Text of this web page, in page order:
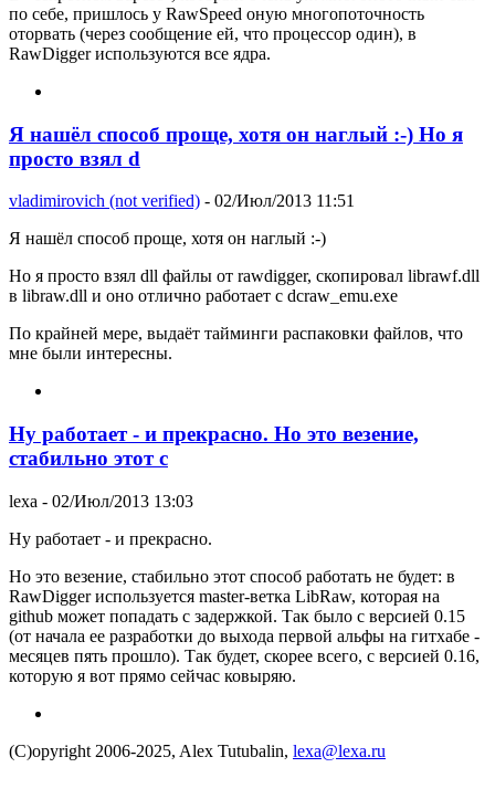
по себе, пришлось у RawSpeed оную многопоточность
оторвать (через сообщение ей, что процессор один), в
RawDigger используются все ядра.
Я нашёл способ проще, хотя он наглый :-) Но я
просто взял d
vladimirovich (not verified) - 02/Июл/2013 11:51
Я нашёл способ проще, хотя он наглый :-)
Но я просто взял dll файлы от rawdigger, скопировал librawf.dll
в libraw.dll и оно отлично работает с dcraw_emu.exe
По крайней мере, выдаёт тайминги распаковки файлов, что
мне были интересны.
Ну работает - и прекрасно. Но это везение,
стабильно этот с
lexa - 02/Июл/2013 13:03
Ну работает - и прекрасно.
Но это везение, стабильно этот способ работать не будет: в
RawDigger используется master-ветка LibRaw, которая на
github может попадать с задержкой. Так было с версией 0.15
(от начала ее разработки до выхода первой альфы на гитхабе -
месяцев пять прошло). Так будет, скорее всего, с версией 0.16,
которую я вот прямо сейчас ковыряю.
(C)opyright 2006-2025, Alex Tutubalin, lexa@lexa.ru